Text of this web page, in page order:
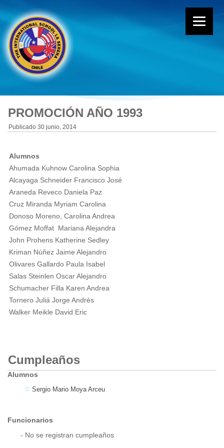
PROMOCIÓN AÑO 1993
Publicado 30 junio, 2014
Alumnos
Ahumada Kuhnow Carolina Sophia
Alcayaga Schneider Francisco José
Araneda Reveco Daniela Paz
Cruz Miranda Myriam Carolina
Donoso Moreno, Carolina Andrea
Gómez Moffat Mariana Alejandra
John Prohens Katherine Sedley
Kriman Núñez Jaime Alejandro
Olivares Gallardo Paula Isabel
Salas Steinlen Oscar Alejandro
Schumacher Filla Karen Andrea
Tornero Juliá Jorge Andrés
Walker Meikle David Eric
Cumpleaños
Alumnos
Sergio Mario Moya Arceu
Funcionarios
- No se registran cumpleaños